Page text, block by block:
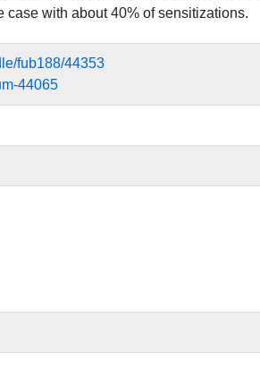
with about 40% of sensitizations.
fub188/44353
44065